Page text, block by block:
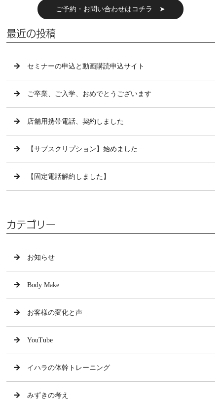
ご予約・お問い合わせはコチラ ➤
最近の投稿
セミナーの申込と動画購読申込サイト
ご卒業、ご入学、おめでとうございます
店舗用携帯電話、契約しました
【サブスクリプション】始めました
【固定電話解約しました】
カテゴリー
お知らせ
Body Make
お客様の変化と声
YouTube
イハラの体幹トレーニング
みずきの考え